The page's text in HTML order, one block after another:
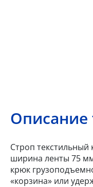
Описание
Строп текстильный
ширина ленты 75
крюк
«корзина» или